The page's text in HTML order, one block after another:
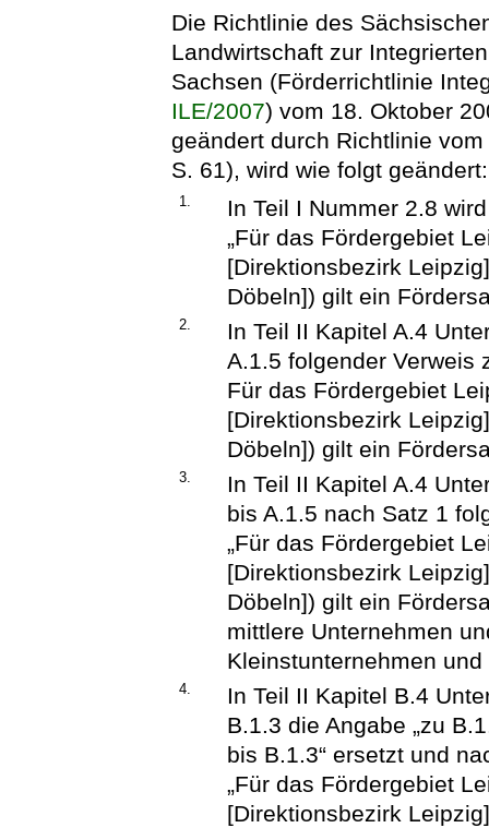
Die Richtlinie des
Landwirtschaft zur
Sachsen (Förderrichtlinie
ILE/2007) vom 18. Oktober
geändert durch Richtlinie
S. 61), wird wie folgt geändert:
1.
In Teil I Nummer 2.8
„Für das Fördergebiet
[Direktionsbezirk
Döbeln]) gilt ein
2.
In Teil II Kapitel A.4
A.1.5 folgender Verweis
Für das Fördergebiet
[Direktionsbezirk
Döbeln]) gilt ein
3.
In Teil II Kapitel A.4
bis A.1.5 nach Satz 1
„Für das Fördergebiet
[Direktionsbezirk
Döbeln]) gilt ein
mittlere Unternehmen
Kleinstunternehmen
4.
In Teil II Kapitel B.4
B.1.3 die Angabe „zu
bis B.1.3“ ersetzt und
„Für das Fördergebiet
[Direktionsbezirk